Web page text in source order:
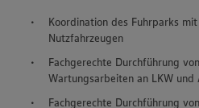
Koordination des Fuhrparks
Nutzfahrzeugen
Fachgerechte Durchführung
Wartungsarbeiten an LKW und
Fachgerechte Durchführung